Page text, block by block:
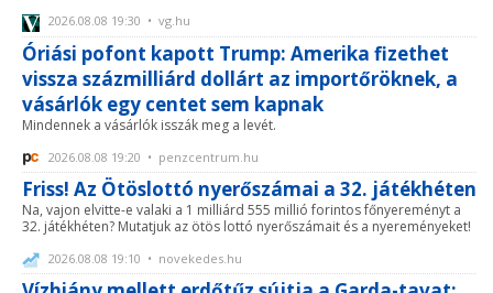
2026.08.08 19:30 • vg.hu
Óriási pofont kapott Trump: Amerika fizethet
vissza százmilliárd dollárt az importőröknek, a
vásárlók egy centet sem kapnak
Mindennek a vásárlók isszák meg a levét.
2026.08.08 19:20 • penzcentrum.hu
Friss! Az Ötöslottó nyerőszámai a 32. játékhéten
Na, vajon elvitte-e valaki a 1 milliárd 555 millió forintos főnyereményt a
32. játékhéten? Mutatjuk az ötös lottó nyerőszámait és a nyereményeket!
2026.08.08 19:10 • novekedes.hu